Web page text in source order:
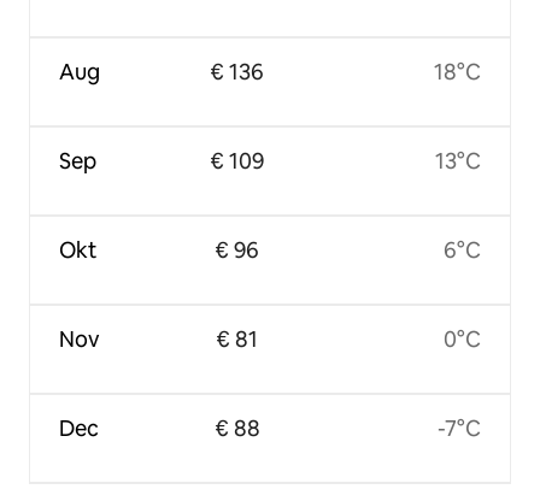
Aug
Sep
Okt
Nov
Dec
€ 136
€ 109
€ 96
€ 81
€ 88
18°C
13°C
6°C
0°C
-7°C